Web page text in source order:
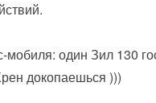
один Зил 130
докопаешься )))